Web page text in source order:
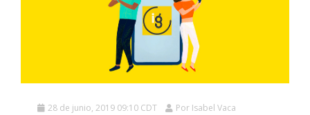
28 de junio, 2019 09:10 CDT Por Isabel Vaca